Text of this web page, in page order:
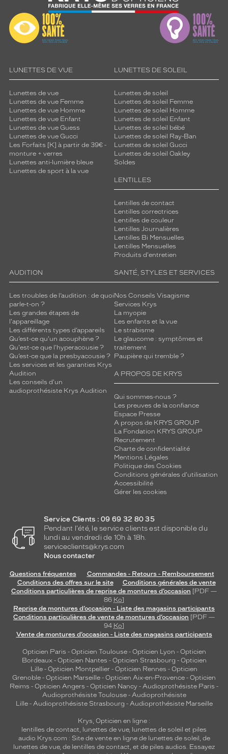
LUNETTES DE VUE
Lunettes de vue
Lunettes de vue Femme
Lunettes de vue Homme
Lunettes de vue Enfant
Lunettes de vue Guess
Lunettes de vue Gucci
Les Forfaits [K] à partir de 39€ -
monture + verres
Lunettes anti-lumière bleue
Lunettes de sport à la vue
LUNETTES DE SOLEIL
Lunettes de soleil
Lunettes de soleil Femme
Lunettes de soleil Homme
Lunettes de soleil Enfant
Lunettes de soleil bébé
Lunettes de soleil Ray-Ban
Lunettes de soleil Gucci
Lunettes de soleil Oakley
Soldes
LENTILLES
Lentilles de contact
Lentilles correctrices
Lentilles de couleur
Lentilles Journalières
Lentilles Bi Mensuelles
Lentilles Mensuelles
Produits d'entretien
AUDITION
Les troubles de l’audition : de quoi
parle-t-on ?
Les grandes étapes de
l'appareillage
Les différents types d’appareils
Qu’est-ce qu'un acouphène ?
Qu'est-ce que l'hyperacousie ?
Qu’est-ce que la presbyacousie ?
Les services et les garanties Krys
Audition
Les conseils d'un
audioprothésiste Krys Audition
SANTÉ, STYLES ET SERVICES
Nos Conseils Visagisme
Services Krys
La myopie
Les enfants et la vue
Le strabisme
Le glaucome : symptômes et
traitement
Paupière qui tremble ?
A PROPOS DE KRYS
Qui sommes-nous ?
Les preuves de la confiance
Espace Presse
A propos de KRYS GROUP
La Fondation KRYS GROUP
Recrutement
Charte de confidentialité
Mentions Légales
Politique des Cookies
Conditions générales d'utilisation
Accessibilité
Gérer les cookies
Service Clients : 09 69 32 80 35
Pendant l'été, le service clients est disponible du
lundi au vendredi de 10h à 18h.
serviceclients@krys.com
Nous contacter
Questions fréquentes
Commandes - Retours - Remboursement
Conditions des offres sur le site
Conditions générales de vente
Conditions particulières de reprise de montures d’occasion [PDF —
86 Ko]
Reprise de montures d’occasion - Liste des magasins participants
Conditions particulières de vente de montures d’occasion [PDF —
94 Ko]
Vente de montures d’occasion - Liste des magasins participants
Opticien Paris - Opticien Toulouse- Opticien Lyon - Opticien
Bordeaux- Opticien Nantes - Opticien Strasbourg - Opticien
Lille - Opticien Montpellier - Opticien Rennes - Opticien
Grenoble - Opticien Marseille - Opticien Aix-en-Provence - Opticien
Reims - Opticien Angers - Opticien Nancy - Audioprothésiste Paris -
Audioprothésiste Toulouse- Audioprothésiste
Lille- Audioprothésiste Strasbourg - Audioprothésiste Marseille
Krys, Opticien en ligne :
lentilles de contact, lunettes de vue, lunettes de soleil et piles
audio Krys.com : Site de vente en ligne de lunettes de soleil, de
lunettes de vue, de lentilles de contact, et de piles audios. Essayez